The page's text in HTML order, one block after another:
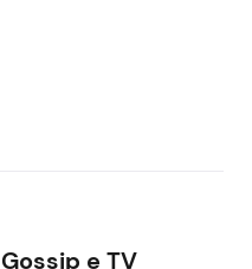
Gossip e TV